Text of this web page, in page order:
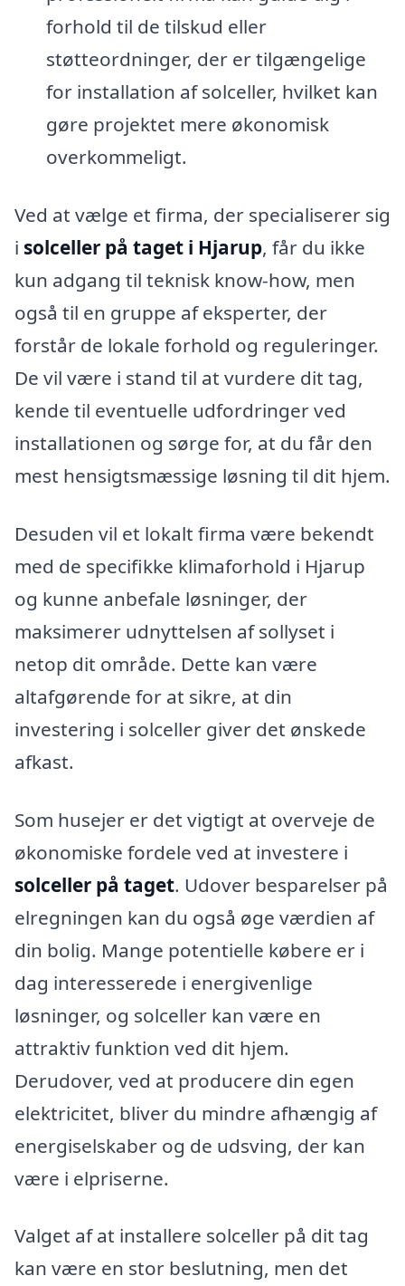
forhold til de tilskud eller
støtteordninger, der er tilgængelige
for installation af solceller, hvilket kan
gøre projektet mere økonomisk
overkommeligt.
Ved at vælge et firma, der specialiserer sig
i solceller på taget i Hjarup, får du ikke
kun adgang til teknisk know-how, men
også til en gruppe af eksperter, der
forstår de lokale forhold og reguleringer.
De vil være i stand til at vurdere dit tag,
kende til eventuelle udfordringer ved
installationen og sørge for, at du får den
mest hensigtsmæssige løsning til dit hjem.
Desuden vil et lokalt firma være bekendt
med de specifikke klimaforhold i Hjarup
og kunne anbefale løsninger, der
maksimerer udnyttelsen af sollyset i
netop dit område. Dette kan være
altafgørende for at sikre, at din
investering i solceller giver det ønskede
afkast.
Som husejer er det vigtigt at overveje de
økonomiske fordele ved at investere i
solceller på taget. Udover besparelser på
elregningen kan du også øge værdien af
din bolig. Mange potentielle købere er i
dag interesserede i energivenlige
løsninger, og solceller kan være en
attraktiv funktion ved dit hjem.
Derudover, ved at producere din egen
elektricitet, bliver du mindre afhængig af
energiselskaber og de udsving, der kan
være i elpriserne.
Valget af at installere solceller på dit tag
kan være en stor beslutning, men det